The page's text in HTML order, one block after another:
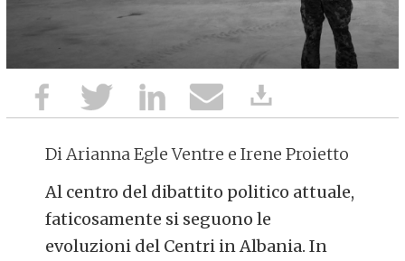
Di Arianna Egle Ventre e Irene Proietto
Al centro del dibattito politico attuale,
faticosamente si seguono le
evoluzioni del Centri in Albania. In